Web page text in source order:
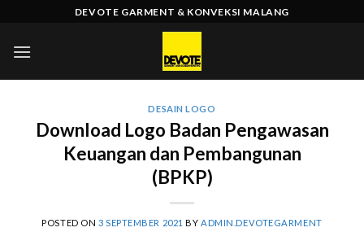
content
DEVOTE GARMENT & KONVEKSI MALANG
DESAIN LOGO
Download Logo Badan Pengawasan
Keuangan dan Pembangunan
(BPKP)
POSTED ON 3 SEPTEMBER 2021 BY ADMIN.DEVOTEGARMENT